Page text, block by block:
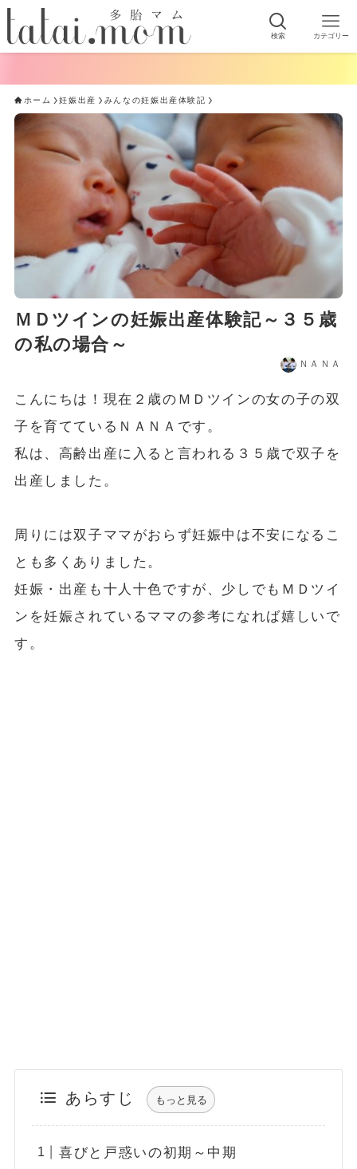
検索 カテゴリー
ホーム 妊娠出産 みんなの妊娠出産体験記
ＭＤツインの妊娠出産体験記～３５歳
の私の場合～
ＮＡＮＡ
こんにちは！現在２歳のＭＤツインの女の子の双
子を育てているＮＡＮＡです。
私は、高齢出産に入ると言われる３５歳で双子を
出産しました。
周りには双子ママがおらず妊娠中は不安になるこ
とも多くありました。
妊娠・出産も十人十色ですが、少しでもＭＤツイ
ンを妊娠されているママの参考になれば嬉しいで
す。
あらすじ もっと見る
喜びと戸惑いの初期～中期